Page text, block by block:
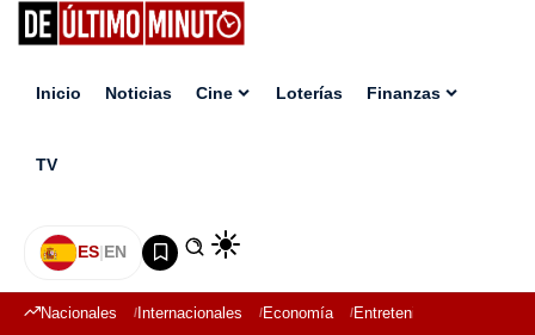
Inicio Noticias Cine Loterías Finanzas
TV
ES|EN
Nacionales Internacionales Economía Entretenimiento